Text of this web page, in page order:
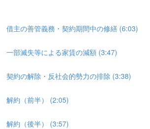
借主の善管義務・契約期間中の修繕 (6:03)
一部滅失等による家賃の減額 (3:47)
契約の解除・反社会的勢力の排除 (3:38)
解約（前半） (2:05)
解約（後半） (3:57)